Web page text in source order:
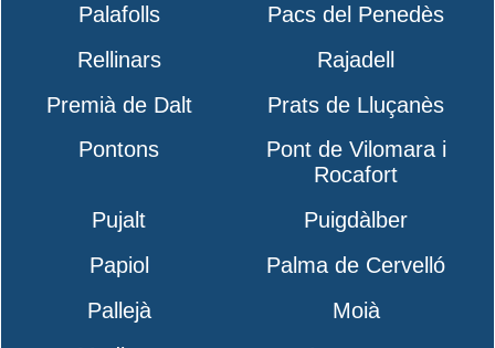
Palafolls
Pacs del Penedès
Rellinars
Rajadell
Premià de Dalt
Prats de Lluçanès
Pontons
Pont de Vilomara i
Rocafort
Pujalt
Puigdàlber
Papiol
Palma de Cervelló
Pallejà
Moià